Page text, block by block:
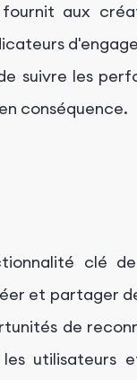
fournit aux
suivre les
conséquence.
clé
et partager
de